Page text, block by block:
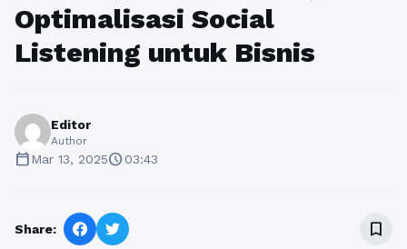
Optimalisasi Social
Listening untuk Bisnis
Editor
Author
calendar_todayMar 13, 2025schedule03:43
Share: bookmark_border